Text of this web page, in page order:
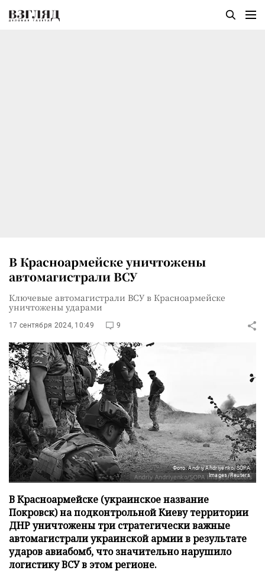
В Красноармейске уничтожены
автомагистрали ВСУ
Ключевые автомагистрали ВСУ в Красноармейске
уничтожены ударами
17 сентября 2024, 10:49 9
Фото: Andriy Andriyenko/SOPA
Images/Reuters
В Красноармейске (украинское название
Покровск) на подконтрольной Киеву территории
ДНР уничтожены три стратегически важные
автомагистрали украинской армии в результате
ударов авиабомб, что значительно нарушило
логистику ВСУ в этом регионе.